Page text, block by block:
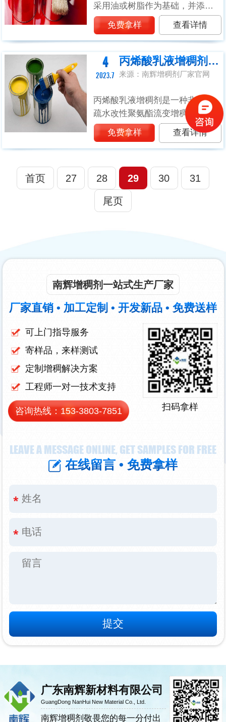
采用油或树脂作为基础，并添加
颜料和其他添加剂。当油性涂料
施加在表面上时，油或树脂会形
成坚固的保护层，使表面具有装
饰性和耐久性。但是没有增稠剂
的油性涂料也...
免费拿样 查看详情
4
2023.7
丙烯酸乳液增稠剂的增稠原理
来源：南辉增稠剂厂家官网
丙烯酸乳液增稠剂是一种非离子
疏水改性聚氨酯流变增稠剂，不
仅可以改变涂料的流动性和粘
度，使其更易于施工和涂覆，而
且能减缓涂料的流动速度，从而
使其更好地附着在被涂覆的表面
上，减少滴流和...
免费拿样 查看详情
首页 27 28 29 30 31
尾页
LEAVE A MESSAGE ONLINE, GET SAMPLES FOR FREE
在线留言 • 免费拿样
南辉增稠剂一站式生产厂家
厂家直销 • 加工定制 • 开发新品 • 免费送样
可上门指导服务
寄样品，来样测试
定制增稠解决方案
工程师一对一技术支持
咨询热线： 153-3803-7851 扫码拿样
广东南辉新材料有限公司
GuangDong NanHui New Material Co., Ltd.
南辉增稠剂敬畏您的每一分付出